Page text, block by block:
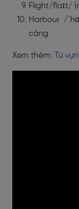
Flight/flaɪt/
Harbour /
cảng
Xem thêm: Từ